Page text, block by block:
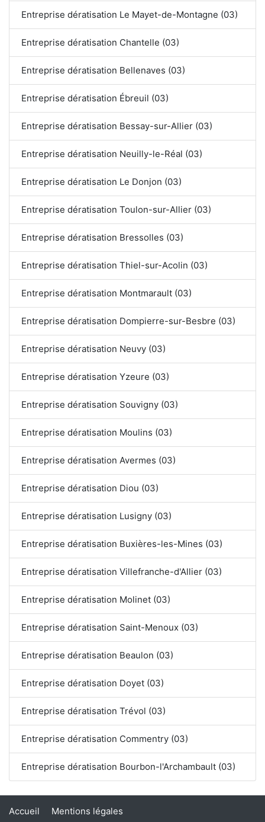
Entreprise dératisation Le Mayet-de-Montagne (03)
Entreprise dératisation Chantelle (03)
Entreprise dératisation Bellenaves (03)
Entreprise dératisation Ébreuil (03)
Entreprise dératisation Bessay-sur-Allier (03)
Entreprise dératisation Neuilly-le-Réal (03)
Entreprise dératisation Le Donjon (03)
Entreprise dératisation Toulon-sur-Allier (03)
Entreprise dératisation Bressolles (03)
Entreprise dératisation Thiel-sur-Acolin (03)
Entreprise dératisation Montmarault (03)
Entreprise dératisation Dompierre-sur-Besbre (03)
Entreprise dératisation Neuvy (03)
Entreprise dératisation Yzeure (03)
Entreprise dératisation Souvigny (03)
Entreprise dératisation Moulins (03)
Entreprise dératisation Avermes (03)
Entreprise dératisation Diou (03)
Entreprise dératisation Lusigny (03)
Entreprise dératisation Buxières-les-Mines (03)
Entreprise dératisation Villefranche-d'Allier (03)
Entreprise dératisation Molinet (03)
Entreprise dératisation Saint-Menoux (03)
Entreprise dératisation Beaulon (03)
Entreprise dératisation Doyet (03)
Entreprise dératisation Trévol (03)
Entreprise dératisation Commentry (03)
Entreprise dératisation Bourbon-l'Archambault (03)
Accueil Mentions légales